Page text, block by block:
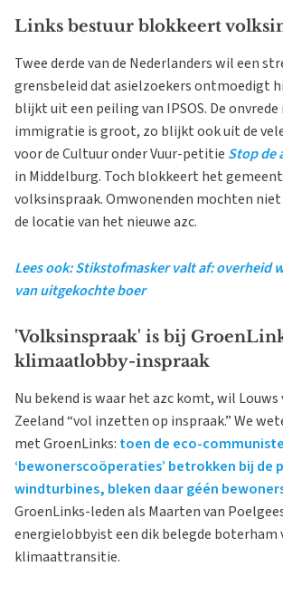
Links bestuur blokkeert
Twee derde van de Nederlanders wil een
grensbeleid dat asielzoekers ontmoedigt
blijkt uit een peiling van IPSOS. De
immigratie is groot, zo blijkt ook uit de
voor de Cultuur onder Vuur-petitie Stop de
in Middelburg. Toch blokkeert het
volksinspraak. Omwonenden mochten
de locatie van het nieuwe azc.
Lees ook: Stikstofmasker valt af: overheid
van uitgekochte boer
'Volksinspraak' is bij
klimaatlobby-inspraak
Nu bekend is waar het azc komt, wil
Zeeland “vol inzetten op inspraak.” We
met GroenLinks: toen de eco-
‘bewonerscoöperaties’ betrokken bij de
windturbines, bleken daar géén
GroenLinks-leden als Maarten van
energielobbyist een dik belegde boterham
klimaattransitie.